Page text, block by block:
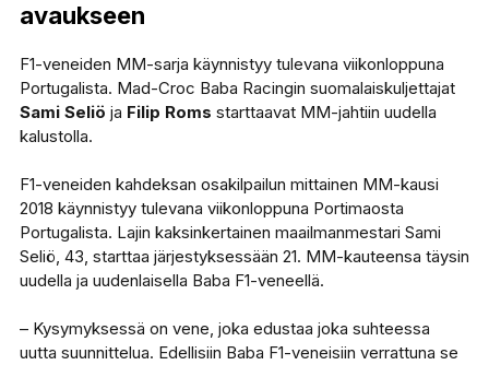
avaukseen
F1-veneiden MM-sarja käynnistyy tulevana viikonloppuna
Portugalista. Mad-Croc Baba Racingin suomalaiskuljettajat
Sami Seliö ja Filip Roms starttaavat MM-jahtiin uudella
kalustolla.
F1-veneiden kahdeksan osakilpailun mittainen MM-kausi
2018 käynnistyy tulevana viikonloppuna Portimaosta
Portugalista. Lajin kaksinkertainen maailmanmestari Sami
Seliö, 43, starttaa järjestyksessään 21. MM-kauteensa täysin
uudella ja uudenlaisella Baba F1-veneellä.
– Kysymyksessä on vene, joka edustaa joka suhteessa
uutta suunnittelua. Edellisiin Baba F1-veneisiin verrattuna se